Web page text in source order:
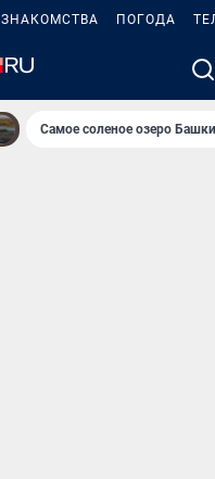
ЗНАКОМСТВА ПОГОДА
Самое соленое озеро